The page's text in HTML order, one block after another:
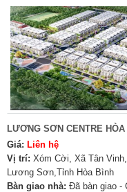
LƯƠNG SƠN CENTRE HÒA
Giá: Liên hệ
Vị trí: Xóm Cời, Xã Tân
Lương Sơn,Tỉnh Hòa Bình
Bàn giao nhà: Đã bàn giao -